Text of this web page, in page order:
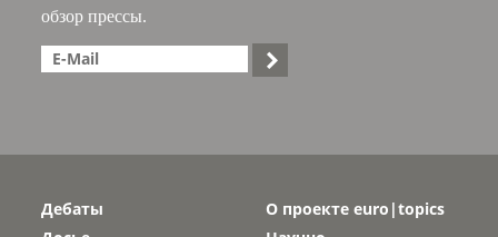
обзор прессы.

Дебаты
О проекте euro|topics